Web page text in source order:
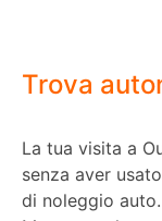
Trova
La tua visita a
senza aver
di noleggio